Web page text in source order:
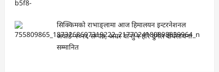
सिक्किमको राभाङ्लामा आज हिमालयन इन्टरनेशनल
अवार्ड–२०२६ सम्पन्न, अमर वान्तु र हरि ढुंगेल दीर्घसाधना
सम्मानित